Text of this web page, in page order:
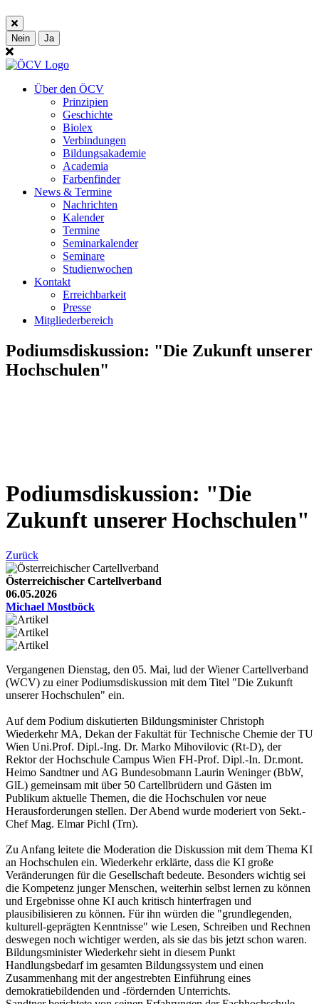
Nein Ja
Über den ÖCV
Prinzipien
Geschichte
Biolex
Verbindungen
Bildungsakademie
Academia
Farbenfinder
News & Termine
Nachrichten
Kalender
Termine
Seminarkalender
Seminare
Studienwochen
Kontakt
Erreichbarkeit
Presse
Mitgliederbereich
Podiumsdiskussion: "Die Zukunft unserer
Hochschulen"
Podiumsdiskussion: "Die
Zukunft unserer Hochschulen"
Zurück
Österreichischer Cartellverband
06.05.2026
Michael Mostböck
Vergangenen Dienstag, den 05. Mai, lud der Wiener Cartellverband
(WCV) zu einer Podiumsdiskussion mit dem Titel "Die Zukunft
unserer Hochschulen" ein.
Auf dem Podium diskutierten Bildungsminister Christoph
Wiederkehr MA, Dekan der Fakultät für Technische Chemie der TU
Wien Uni.Prof. Dipl.-Ing. Dr. Marko Mihovilovic (Rt-D), der
Rektor der Hochschule Campus Wien FH-Prof. Dipl.-In. Dr.mont.
Heimo Sandtner und AG Bundesobmann Laurin Weninger (BbW,
GlL) gemeinsam mit über 50 Cartellbrüdern und Gästen im
Publikum aktuelle Themen, die die Hochschulen vor neue
Herausforderungen stellen. Der Abend wurde moderiert von Sekt.-
Chef Mag. Elmar Pichl (Trn).
Zu Anfang leitete die Moderation die Diskussion mit dem Thema KI
an Hochschulen ein. Wiederkehr erklärte, dass die KI große
Veränderungen für die Gesellschaft bedeute. Besonders wichtig sei
die Kompetenz junger Menschen, weiterhin selbst lernen zu können
und Ergebnisse ohne KI auch kritisch hinterfragen und
plausibilisieren zu können. Für ihn würden die "grundlegenden,
kulturell-geprägten Kenntnisse" wie Lesen, Schreiben und Rechnen
deswegen noch wichtiger werden, als sie das bis jetzt schon waren.
Bildungsminister Wiederkehr sieht in diesem Punkt
Handlungsbedarf im gesamten Bildungssystem und einen
Zusammenhang mit der angestrebten Einführung eines
demokratiebildenden und -fördernden Unterrichts.